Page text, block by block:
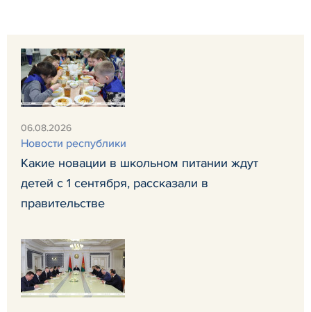
06.08.2026
Новости республики
Какие новации в школьном питании ждут
детей с 1 сентября, рассказали в
правительстве